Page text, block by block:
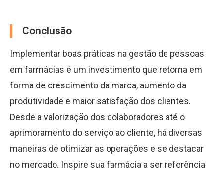
Conclusão
Implementar boas práticas na gestão de pessoas
em farmácias é um investimento que retorna em
forma de crescimento da marca, aumento da
produtividade e maior satisfação dos clientes.
Desde a valorização dos colaboradores até o
aprimoramento do serviço ao cliente, há diversas
maneiras de otimizar as operações e se destacar
no mercado. Inspire sua farmácia a ser referência